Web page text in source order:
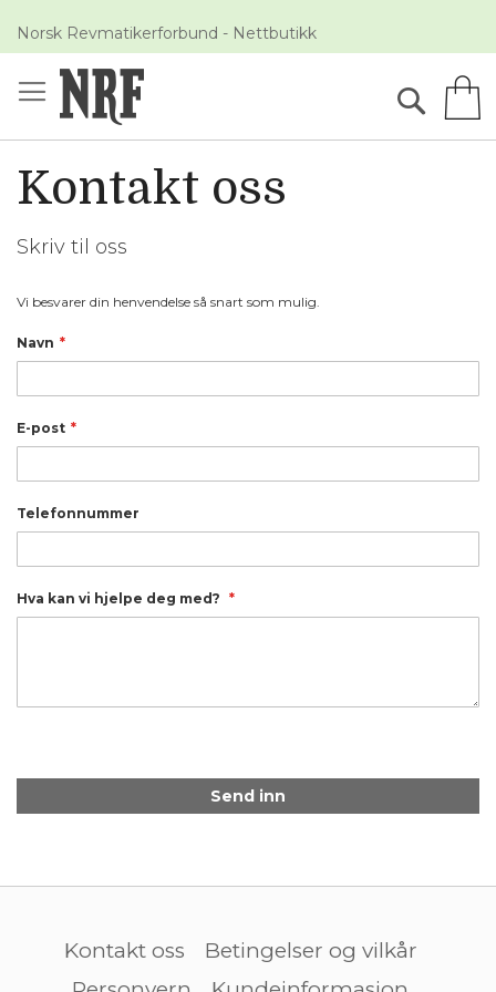
Norsk Revmatikerforbund - NettbutikkSkip
to
Søk
Kontakt oss
Skriv til oss
Vi besvarer din henvendelse så snart som mulig.
Navn
E-post
Telefonnummer
Hva kan vi hjelpe deg med?
Send inn
Kontakt oss
Betingelser og vilkår